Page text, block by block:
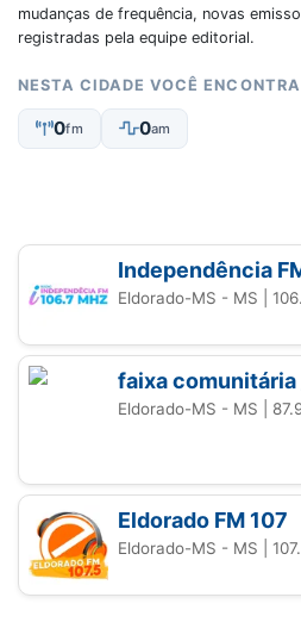
mudanças de frequência, novas
registradas pela equipe editorial.
NESTA CIDADE VOCÊ ENCONTRA
0fm 0am
Independência
Eldorado-MS - MS |
faixa comunitária
Eldorado-MS - MS |
Eldorado FM 107
Eldorado-MS - MS |